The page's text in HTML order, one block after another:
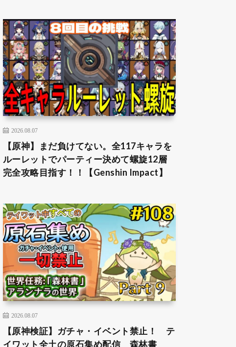
2026.08.07
【原神】まだ負けてない。全117キャラを
ルーレットでパーティー決めて螺旋12層
完全攻略目指す！！【Genshin Impact】
2026.08.07
【原神検証】ガチャ・イベント禁止！ テ
イワット全土の原石集め配信 森林書